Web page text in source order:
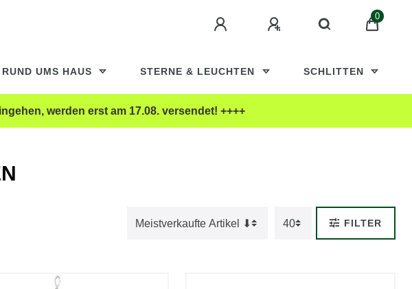
0
RUND UMS HAUS STERNE & LEUCHTEN SCHLITTEN
werden erst am 17.08. versendet! ++++
FILTER